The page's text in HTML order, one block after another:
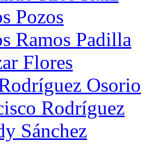
Pozos
Ramos Padilla
Flores
Osorio
Rodríguez
Sánchez